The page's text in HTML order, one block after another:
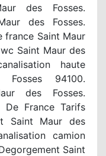
des Fosses.
des Fosses.
france Saint Maur
Saint Maur des
haute
94100.
des Fosses.
France Tarifs
Saint Maur des
camion
Saint